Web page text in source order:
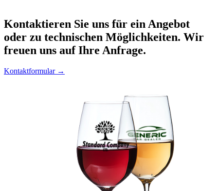
Kontaktieren Sie uns für ein Angebot
oder zu technischen Möglichkeiten. Wir
freuen uns auf Ihre Anfrage.
Kontaktformular →